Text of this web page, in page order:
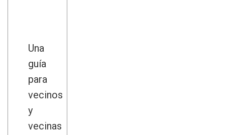
Una
guía
para
vecinos
y
vecinas